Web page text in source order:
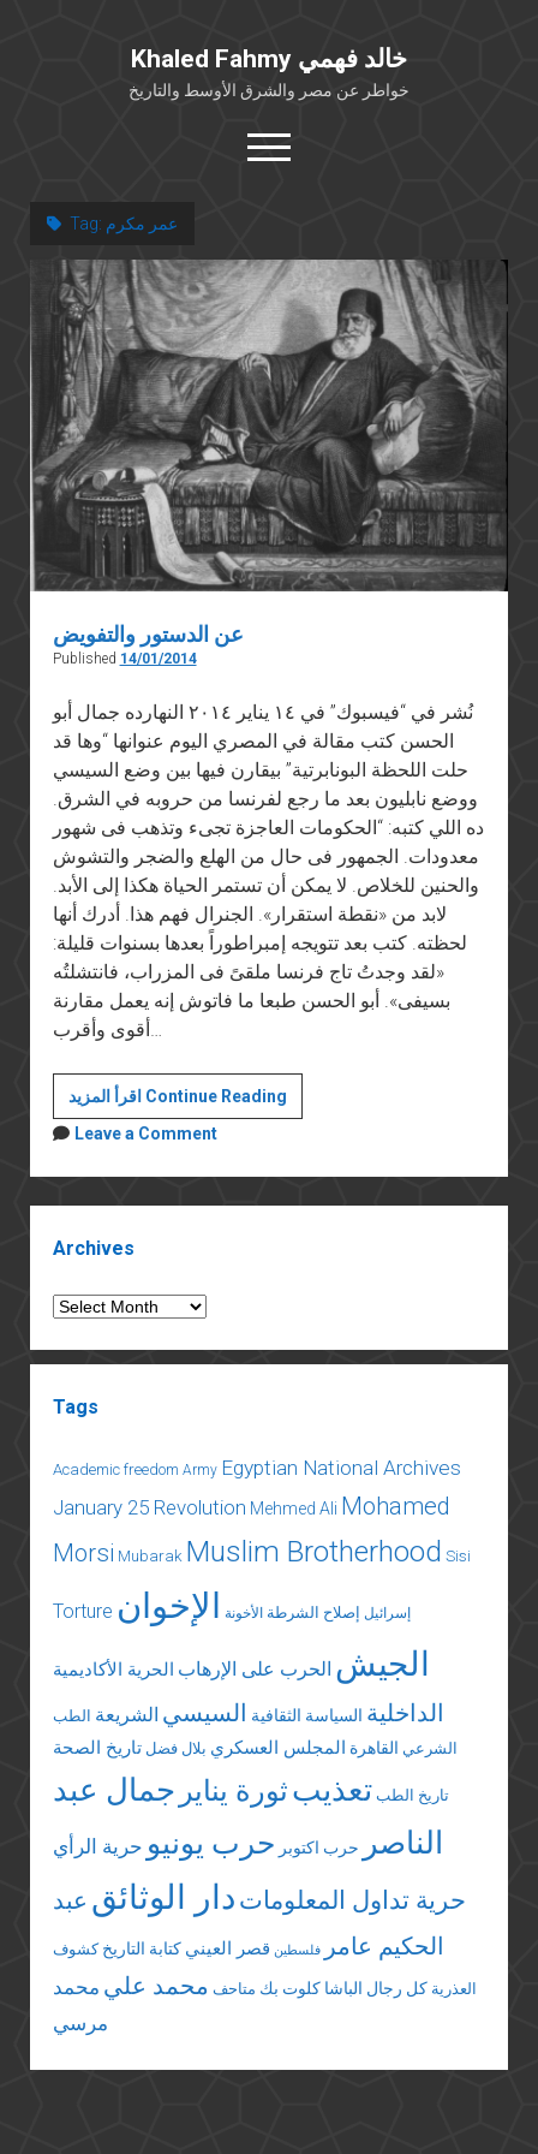
Khaled Fahmy خالد فهمي
خواطر عن مصر والشرق الأوسط والتاريخ
open
menu
خلفية شخصية
كتابات أكاديمية
مقالات صحافية
بوستات من فيسبوك
مقابلات في الإعلام
Languages
Tag: عمر مكرم
عن الدستور والتفويض
Published 14/01/2014
نُشر في “فيسبوك” في ١٤ يناير ٢٠١٤ النهارده جمال أبو
الحسن كتب مقالة في المصري اليوم عنوانها “وها قد
حلت اللحظة البونابرتية” بيقارن فيها بين وضع السيسي
ووضع نابليون بعد ما رجع لفرنسا من حروبه في الشرق.
ده اللي كتبه: “الحكومات العاجزة تجىء وتذهب فى شهور
معدودات. الجمهور فى حال من الهلع والضجر والتشوش
والحنين للخلاص. لا يمكن أن تستمر الحياة هكذا إلى الأبد.
لابد من «نقطة استقرار». الجنرال فهم هذا. أدرك أنها
لحظته. كتب بعد تتويجه إمبراطوراً بعدها بسنوات قليلة:
«لقد وجدتُ تاج فرنسا ملقىً فى المزراب، فانتشلتُه
بسيفى». أبو الحسن طبعا ما فاتوش إنه يعمل مقارنة
أقوى وأقرب…
اقرأ المزيد Continue Readingعن
الدستور
Leave a Comment
Archives
Archives
Tags
Academic freedom Army Egyptian National Archives
January 25 Revolution Mehmed Ali Mohamed
Morsi Mubarak Muslim Brotherhood Sisi
Torture إسرائيل إصلاح الشرطة الأخونة الإخوان
الجيش الحرب على الإرهاب الحرية الأكاديمية
الداخلية السياسة الثقافية السيسي الشريعة الطب
الشرعي القاهرة المجلس العسكري بلال فضل تاريخ الصحة
تاريخ الطب تعذيبثورة يناير جمال عبد
الناصر
حرب اكتوبر حرب يونيو حرية الرأي
حرية تداول المعلومات دار الوثائق عبد
الحكيم عامر
فلسطين قصر العيني كتابة التاريخ كشوف
العذرية كل رجال الباشا كلوت بك متاحف محمد علي محمد
مرسي